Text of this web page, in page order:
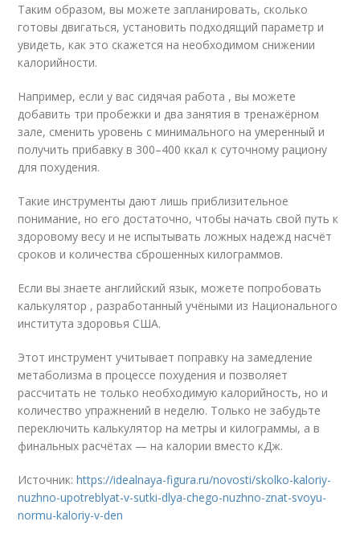
Таким образом, вы можете запланировать, сколько
готовы двигаться, установить подходящий параметр и
увидеть, как это скажется на необходимом снижении
калорийности.
Например, если у вас сидячая работа , вы можете
добавить три пробежки и два занятия в тренажёрном
зале, сменить уровень с минимального на умеренный и
получить прибавку в 300–400 ккал к суточному рациону
для похудения.
Такие инструменты дают лишь приблизительное
понимание, но его достаточно, чтобы начать свой путь к
здоровому весу и не испытывать ложных надежд насчёт
сроков и количества сброшенных килограммов.
Если вы знаете английский язык, можете попробовать
калькулятор , разработанный учёными из Национального
института здоровья США.
Этот инструмент учитывает поправку на замедление
метаболизма в процессе похудения и позволяет
рассчитать не только необходимую калорийность, но и
количество упражнений в неделю. Только не забудьте
переключить калькулятор на метры и килограммы, а в
финальных расчётах — на калории вместо кДж.
Источник:https://idealnaya-figura.ru/novosti/skolko-kaloriy-
nuzhno-upotreblyat-v-sutki-dlya-chego-nuzhno-znat-svoyu-
normu-kaloriy-v-den